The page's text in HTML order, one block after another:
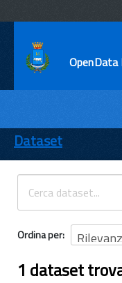
ENTI
TEMI
INFORMAZIONI
Dataset
Ordina per
1 dataset